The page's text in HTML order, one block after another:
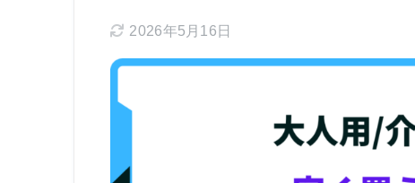
2026年5月16日